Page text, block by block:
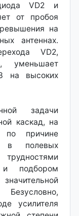
VD2 и
от пробоя
на
антеннах.
VD2,
уменьшает
на высоких
задачи
каскад, на
по причине
в полевых
и подбором
усилителя